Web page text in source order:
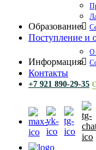
Образование
Поступление и
Информация
О
Контакты
+7 921 890-29-35